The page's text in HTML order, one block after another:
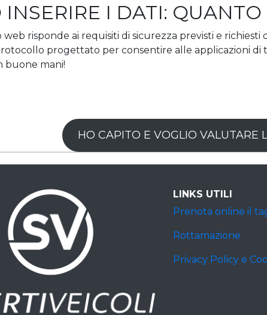
INSERIRE I DATI:
web risponde ai requisiti di sicurezza previsti e
progettato per consentire alle applicazioni
buone mani!
HO CAPITO E VOGLIO VALUTARE
LINKS UTILI
Prenota online il
Rottamazione
Privacy Policy e